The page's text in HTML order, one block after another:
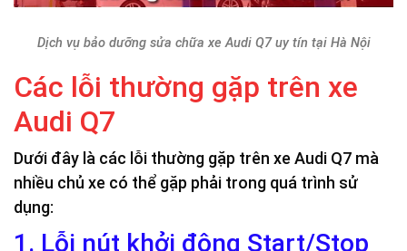
Dịch vụ bảo dưỡng sửa chữa xe Audi Q7 uy tín tại Hà Nội
Các lỗi thường gặp trên xe
Audi Q7
Dưới đây là các lỗi thường gặp trên xe Audi Q7 mà
nhiều chủ xe có thể gặp phải trong quá trình sử
dụng:
1. Lỗi nút khởi động Start/Stop